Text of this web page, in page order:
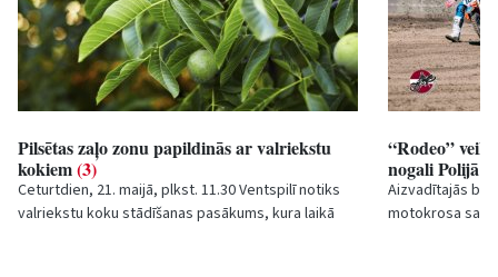
Pilsētas zaļo zonu papildinās ar valriekstu
kokiem(3)
Ceturtdien, 21. maijā, plkst. 11.30 Ventspilī notiks
valriekstu koku stādīšanas pasākums, kura laikā
“Rodeo”
nogali Polijā
Aizvadītajās
motokrosa